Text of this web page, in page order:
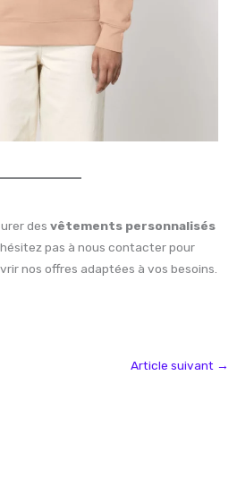
desvêtements personnalisés
pas à nous contacter pour
nos offres adaptées à vos besoins.
Article suivant →